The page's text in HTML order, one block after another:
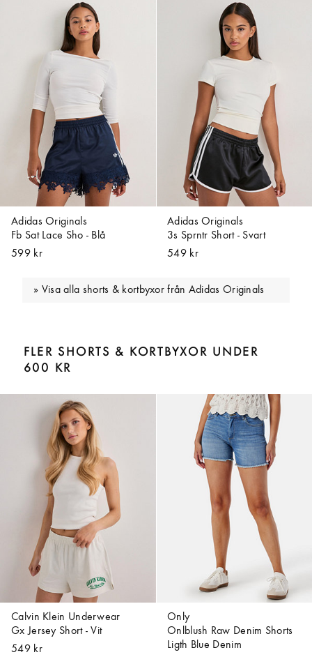
Adidas Originals
Fb Sat Lace Sho - Blå
599 kr
Adidas Originals
3s Sprntr Short - Svart
549 kr
Visa alla shorts & kortbyxor från Adidas Originals
FLER SHORTS & KORTBYXOR UNDER
600 KR
Calvin Klein Underwear
Gx Jersey Short - Vit
549 kr
Only
Onlblush Raw Denim Shorts
Ligth Blue Denim